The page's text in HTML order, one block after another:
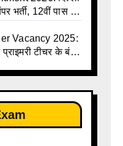
भर्ती, 12वीं पास के
Vacancy 2025:
टीचर के बंपर